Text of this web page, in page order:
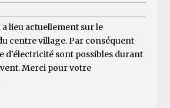
lieu actuellement sur le
centre village. Par conséquent
d'électricité sont possibles durant
Merci pour votre